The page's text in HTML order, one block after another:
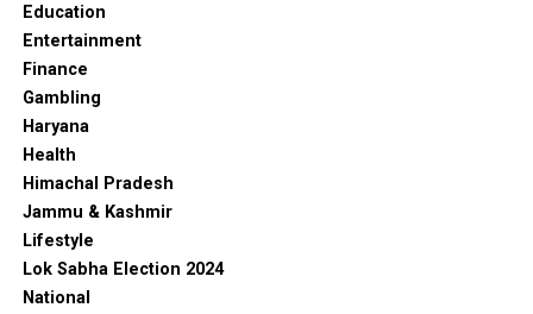
Education
Entertainment
Finance
Gambling
Haryana
Health
Himachal Pradesh
Jammu & Kashmir
Lifestyle
Lok Sabha Election 2024
National